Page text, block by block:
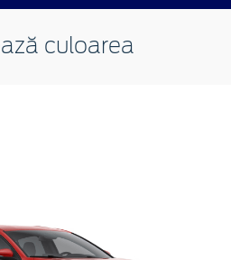
culoarea